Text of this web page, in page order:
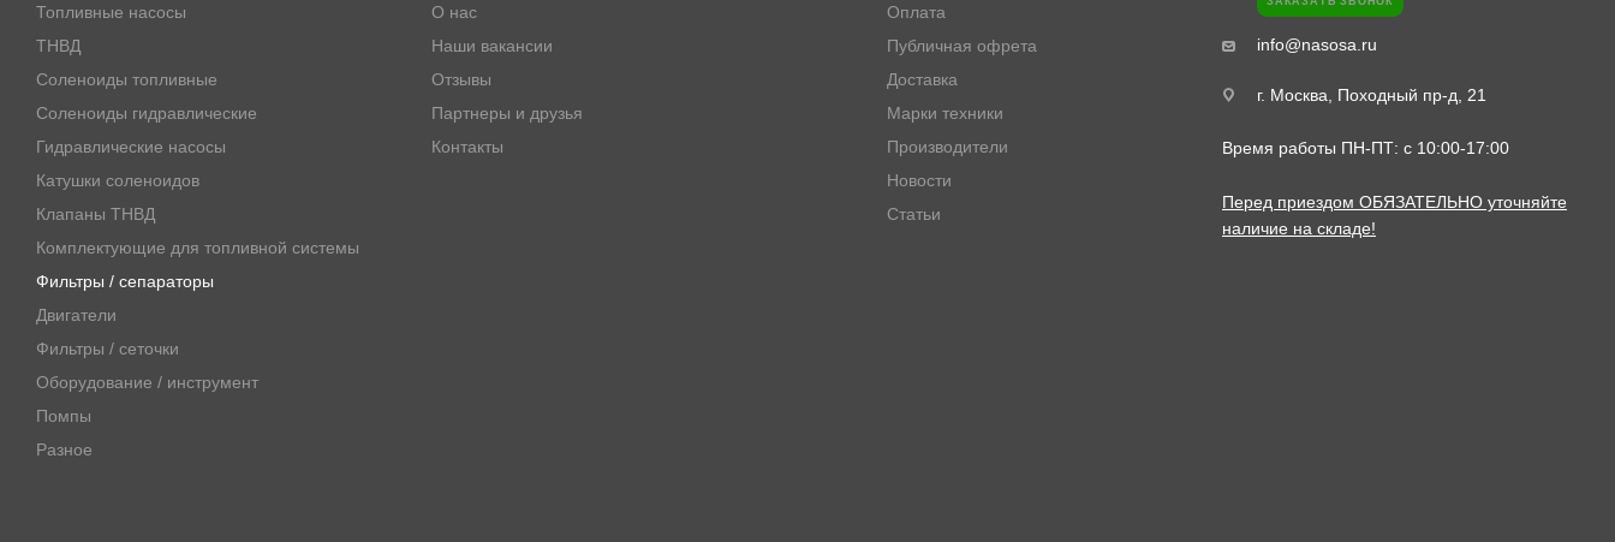
Топливные насосы
ТНВД
Соленоиды топливные
Соленоиды гидравлические
Гидравлические насосы
Катушки соленоидов
Клапаны ТНВД
Комплектующие для топливной системы
Фильтры / сепараторы
Двигатели
Фильтры / сеточки
Оборудование / инструмент
Помпы
Разное
О нас
Наши вакансии
Отзывы
Партнеры и друзья
Контакты
Оплата
Публичная офрета
Доставка
Марки техники
Производители
Новости
Статьи
info@nasosa.ru
г. Москва, Походный пр-д, 21
Время работы ПН-ПТ: с 10:00-17:00
Перед приездом ОБЯЗАТЕЛЬНО уточняйте
наличие на складе!